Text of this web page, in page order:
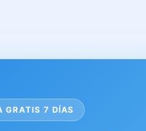
GRATIS 7 DÍAS